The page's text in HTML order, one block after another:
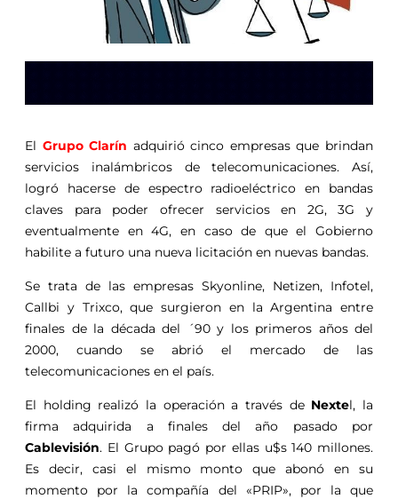
El Grupo Clarín adquirió cinco empresas que brindan
servicios inalámbricos de telecomunicaciones. Así,
logró hacerse de espectro radioeléctrico en bandas
claves para poder ofrecer servicios en 2G, 3G y
eventualmente en 4G, en caso de que el Gobierno
habilite a futuro una nueva licitación en nuevas bandas.
Se trata de las empresas Skyonline, Netizen, Infotel,
Callbi y Trixco, que surgieron en la Argentina entre
finales de la década del ´90 y los primeros años del
2000, cuando se abrió el mercado de las
telecomunicaciones en el país.
El holding realizó la operación a través de Nextel, la
firma adquirida a finales del año pasado por
Cablevisión. El Grupo pagó por ellas u$s 140 millones.
Es decir, casi el mismo monto que abonó en su
momento por la compañía del «PRIP», por la que